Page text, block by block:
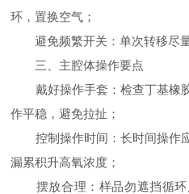
环，置换空气；
避免频繁开关：单次转移尽量
三、主腔体操作要点
戴好操作手套：检查丁基橡
作平稳，避免拉扯；
控制操作时间：长时间操作
漏累积升高氧浓度；
摆放合理：样品勿遮挡循环